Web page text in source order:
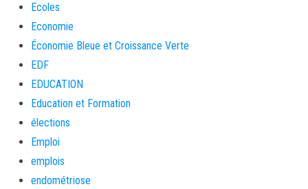
Ecoles
Economie
Économie Bleue et Croissance Verte
EDF
EDUCATION
Education et Formation
élections
Emploi
emplois
endométriose